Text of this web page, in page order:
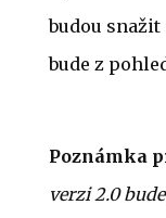
budou snažit
bude z
Poznámka
verzi 2.0